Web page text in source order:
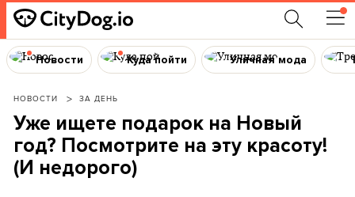
Новости Куда пойти Уличная мода
НОВОСТИ ЗА ДЕНЬ
Уже ищете подарок на Новый
год? Посмотрите на эту красоту!
(И недорого)